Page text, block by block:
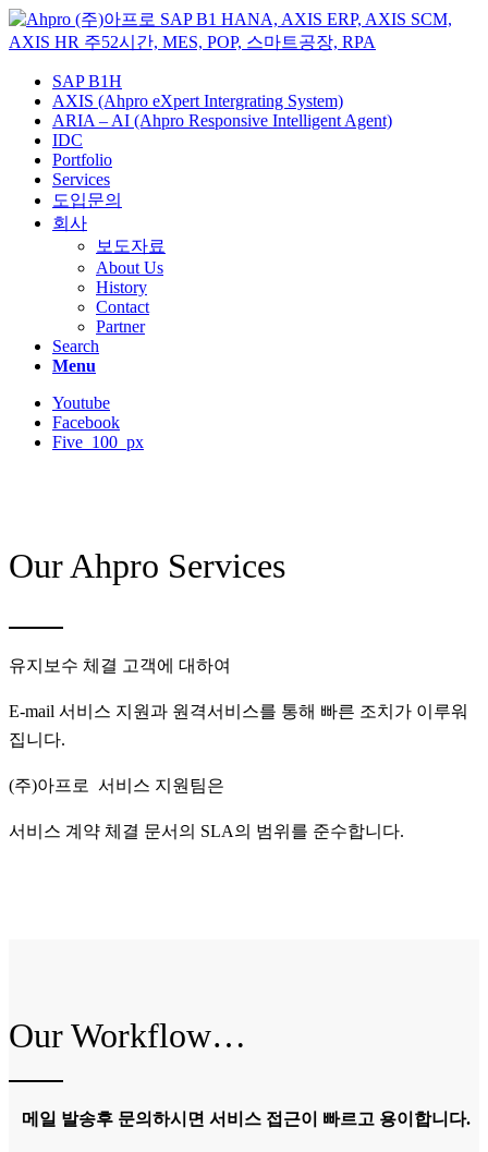
SAP B1H
AXIS (Ahpro eXpert Intergrating System)
ARIA – AI (Ahpro Responsive Intelligent Agent)
IDC
Portfolio
Services
도입문의
회사
보도자료
About Us
History
Contact
Partner
Search
Menu
Youtube
Facebook
Five_100_px
Our Ahpro Services
유지보수 체결 고객에 대하여
E-mail 서비스 지원과 원격서비스를 통해 빠른 조치가 이루워
집니다.
(주)아프로 서비스 지원팀은
서비스 계약 체결 문서의 SLA의 범위를 준수합니다.
Our Workflow…
메일 발송후 문의하시면 서비스 접근이 빠르고 용이합니다.